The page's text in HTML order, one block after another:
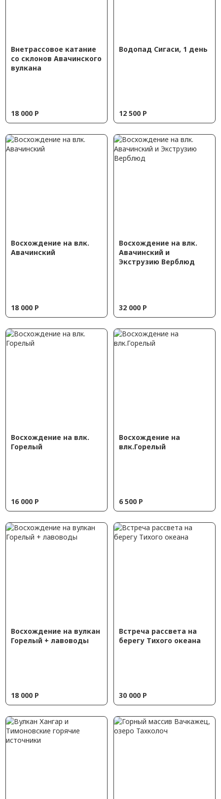
Внетрассовое катание
со склонов Авачинского
вулкана
18 000 Р
Водопад Сигаси, 1 день
12 500 Р
Восхождение на влк.
Авачинский
18 000 Р
Восхождение на влк.
Авачинский и
Экструзию Верблюд
32 000 Р
Восхождение на влк.
Горелый
16 000 Р
Восхождение на
влк.Горелый
6 500 Р
Восхождение на вулкан
Горелый + лавоводы
18 000 Р
Встреча рассвета на
берегу Тихого океана
30 000 Р